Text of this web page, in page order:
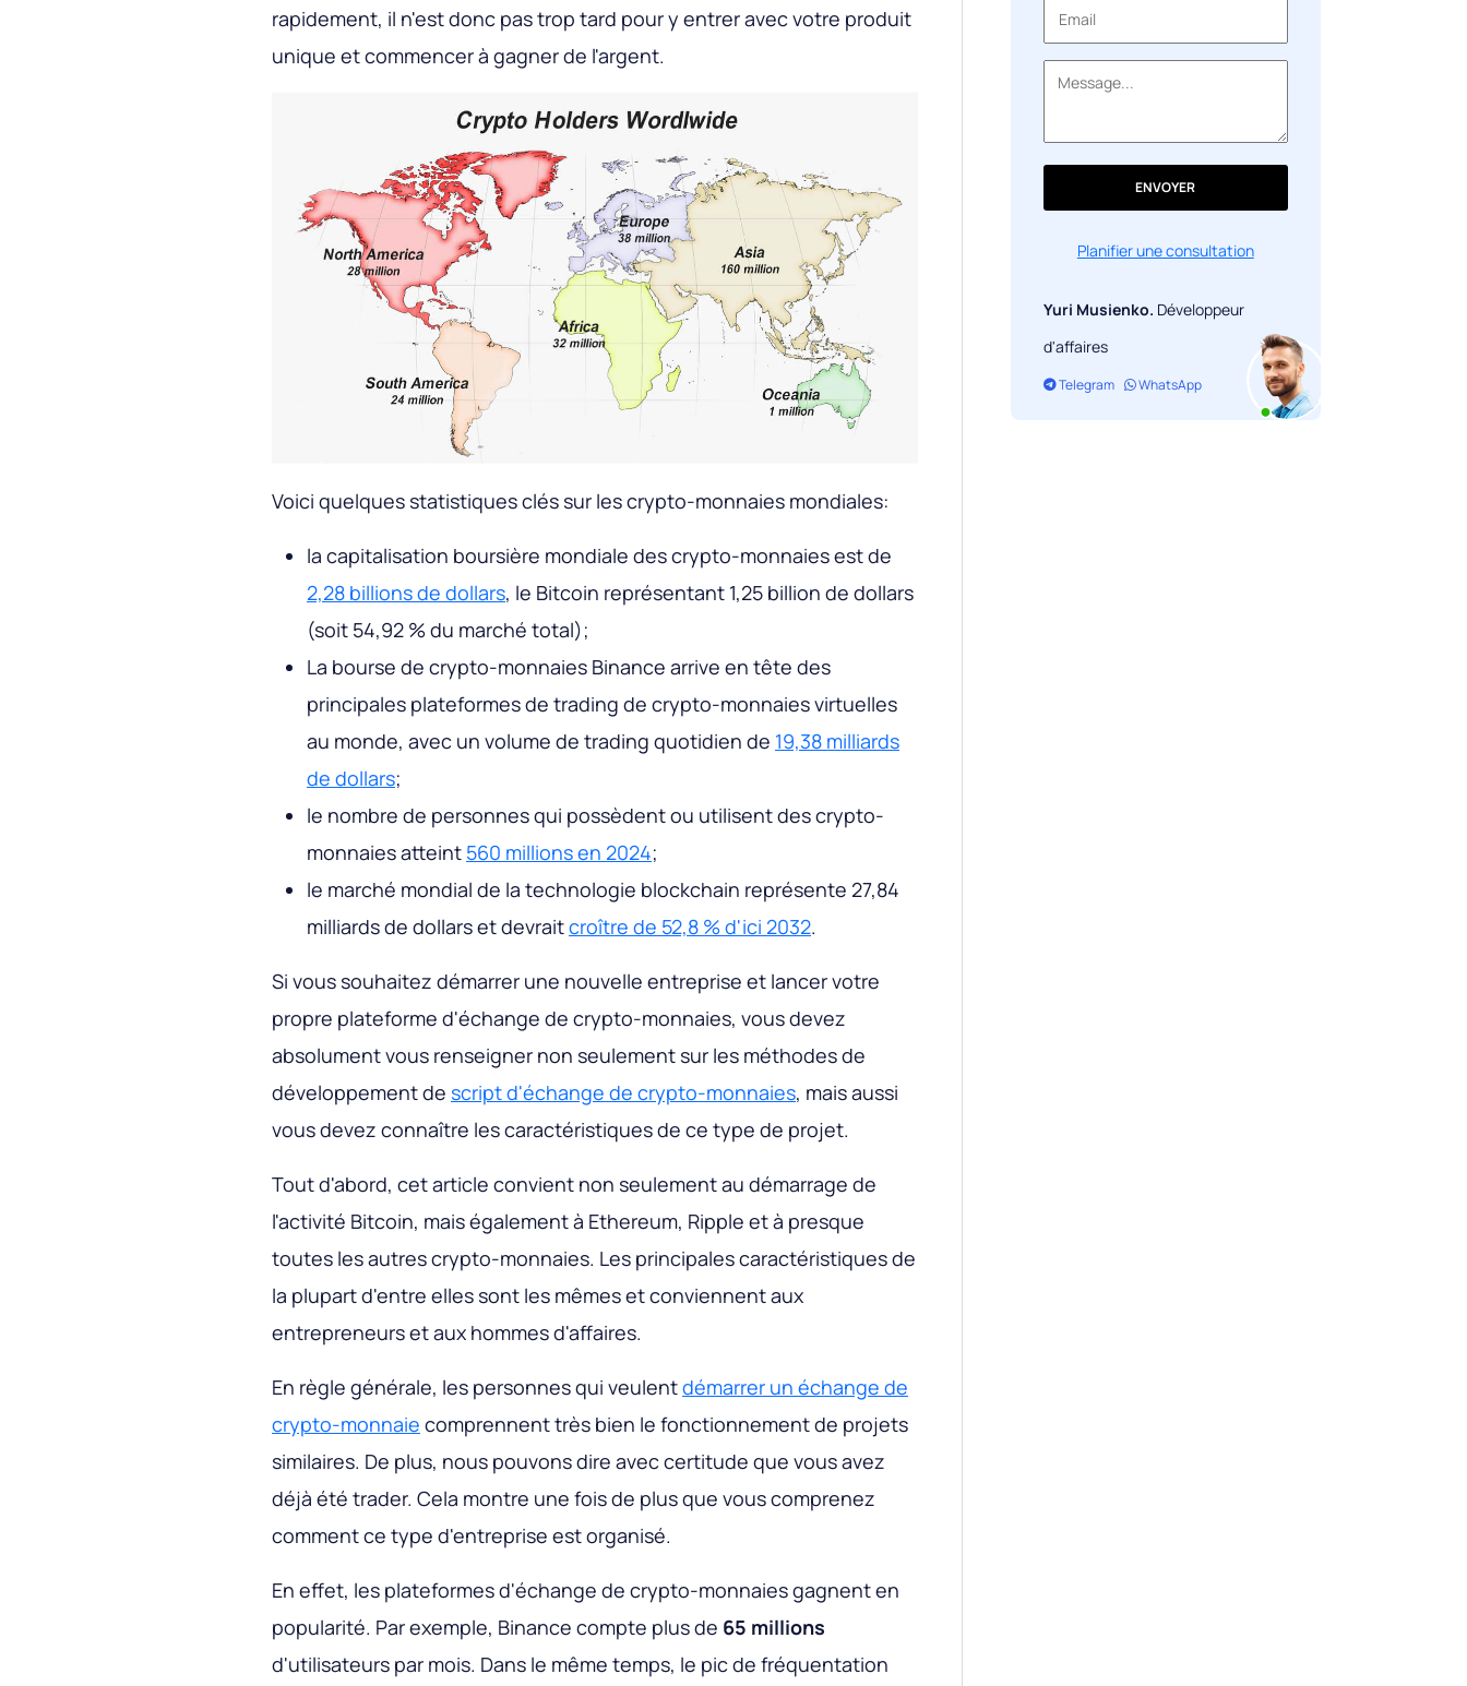
rapidement, il n'est donc pas trop tard pour y entrer avec votre produit
unique et commencer à gagner de l'argent.
Voici quelques statistiques clés sur les crypto-monnaies mondiales:
la capitalisation boursière mondiale des crypto-monnaies est de
2,28 billions de dollars, le Bitcoin représentant 1,25 billion de dollars
(soit 54,92 % du marché total);
La bourse de crypto-monnaies Binance arrive en tête des
principales plateformes de trading de crypto-monnaies virtuelles
au monde, avec un volume de trading quotidien de 19,38 milliards
de dollars;
le nombre de personnes qui possèdent ou utilisent des crypto-
monnaies atteint 560 millions en 2024;
le marché mondial de la technologie blockchain représente 27,84
milliards de dollars et devraitcroître de 52,8 % d'ici 2032.
Si vous souhaitez démarrer une nouvelle entreprise et lancer votre
propre plateforme d'échange de crypto-monnaies, vous devez
absolument vous renseigner non seulement sur les méthodes de
développement de script d'échange de crypto-monnaies, mais aussi
vous devez connaître les caractéristiques de ce type de projet.
Tout d'abord, cet article convient non seulement au démarrage de
l'activité Bitcoin, mais également à Ethereum, Ripple et à presque
toutes les autres crypto-monnaies. Les principales caractéristiques de
la plupart d'entre elles sont les mêmes et conviennent aux
entrepreneurs et aux hommes d'affaires.
En règle générale, les personnes qui veulentdémarrer un échange de
crypto-monnaie comprennent très bien le fonctionnement de projets
similaires. De plus, nous pouvons dire avec certitude que vous avez
déjà été trader. Cela montre une fois de plus que vous comprenez
comment ce type d'entreprise est organisé.
En effet, les plateformes d'échange de crypto-monnaies gagnent en
popularité. Par exemple, Binance compte plus de 65 millions
d'utilisateurs par mois. Dans le même temps, le pic de fréquentation
ENVOYER
Planifier une consultation
Yuri Musienko. Développeur
d'affaires
Telegram WhatsApp